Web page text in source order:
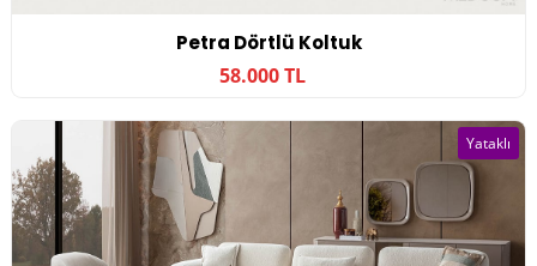
Petra Dörtlü Koltuk
58.000 TL
Yataklı